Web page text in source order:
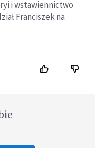
i wstawiennictwo
Franciszek na